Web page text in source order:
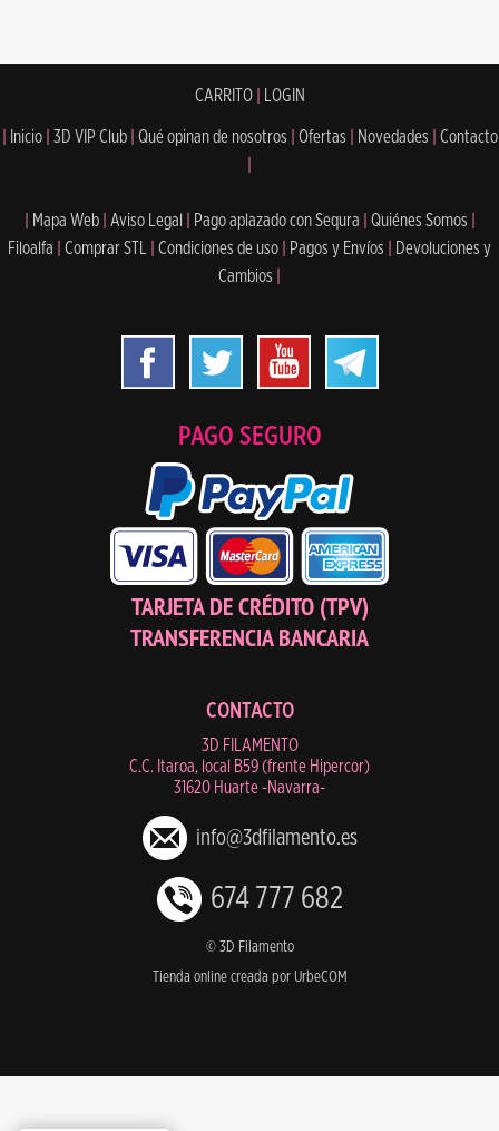
CARRITO| LOGIN
Inicio 3D VIP Club Qué opinan de nosotros Ofertas Novedades
Contacto
Mapa Web Aviso Legal Pago aplazado con Sequra Quiénes Somos
Filoalfa
Comprar STL Condiciones de uso Pagos y Envíos
Devoluciones y
Cambios
PAGO SEGURO
TARJETA DE CRÉDITO (TPV)
TRANSFERENCIA BANCARIA
CONTACTO
3D FILAMENTO
C.C. Itaroa, local B59 (frente Hipercor)
31620 Huarte -Navarra-
info@3dfilamento.es
674 777 682
© 3D Filamento
Tienda online creada por UrbeCOM